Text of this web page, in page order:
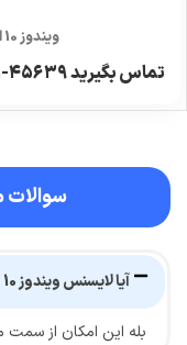
ویندوز 10 اورجینال پرو Windows 10 Pro
تماس بگیرید ۴۵۶۳۹-۰۲۱
سوالات
آیا لایسنس ویندوز 10 قابلیت ارتقا به ویندوز 11 دارد؟
بله این امکان از سمت